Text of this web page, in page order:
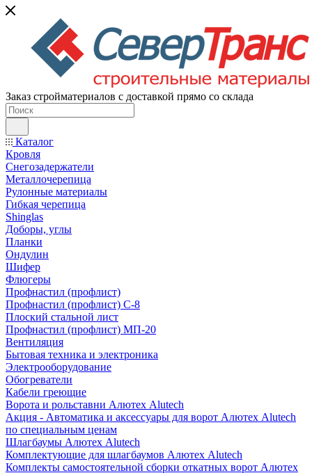
Заказ стройматериалов с доставкой прямо со склада
Каталог
Кровля
Снегозадержатели
Металлочерепица
Рулонные материалы
Гибкая черепица
Shinglas
Доборы, углы
Планки
Ондулин
Шифер
Флюгеры
Профнастил (профлист)
Профнастил (профлист) С-8
Плоский стальной лист
Профнастил (профлист) МП-20
Вентиляция
Бытовая техника и электроника
Электрооборудование
Обогреватели
Кабели греющие
Ворота и рольставни Алютех Alutech
Акция - Автоматика и аксессуары для ворот Алютех Alutech
по специальным ценам
Шлагбаумы Алютех Alutech
Комплектующие для шлагбаумов Алютех Alutech
Комплекты самостоятельной сборки откатных ворот Алютех